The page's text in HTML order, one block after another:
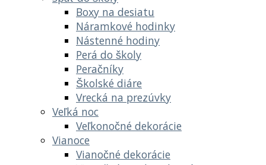
Boxy na desiatu
Náramkové hodinky
Nástenné hodiny
Perá do školy
Peračníky
Školské diáre
Vrecká na prezúvky
Veľká noc
Veľkonočné dekorácie
Vianoce
Vianočné dekorácie